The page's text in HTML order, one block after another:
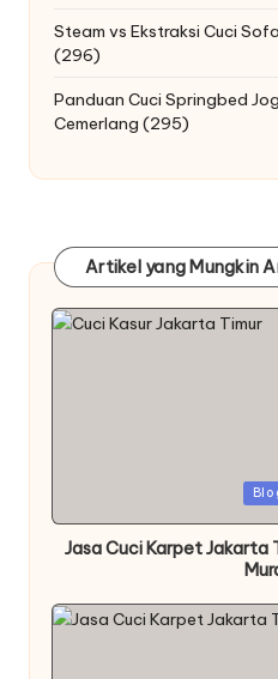
Steam vs Ekstraksi Cuci
(296)
Panduan Cuci Springbed
Cemerlang (295)
Artikel yang Mungkin
Jasa Cuci Karpet Jakarta